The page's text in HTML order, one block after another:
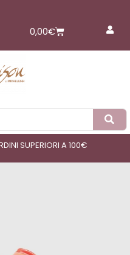
0,00€Carrello
SUPERIORI A 100€